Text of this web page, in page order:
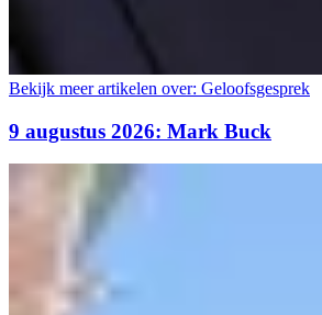
Bekijk meer artikelen over: Geloofsgesprek
9 augustus 2026: Mark Buck